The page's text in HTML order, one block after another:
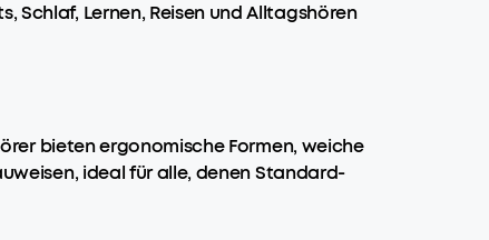
Schlaf, Lernen, Reisen und Alltagshören
bieten ergonomische Formen, weiche
ideal für alle, denen Standard-